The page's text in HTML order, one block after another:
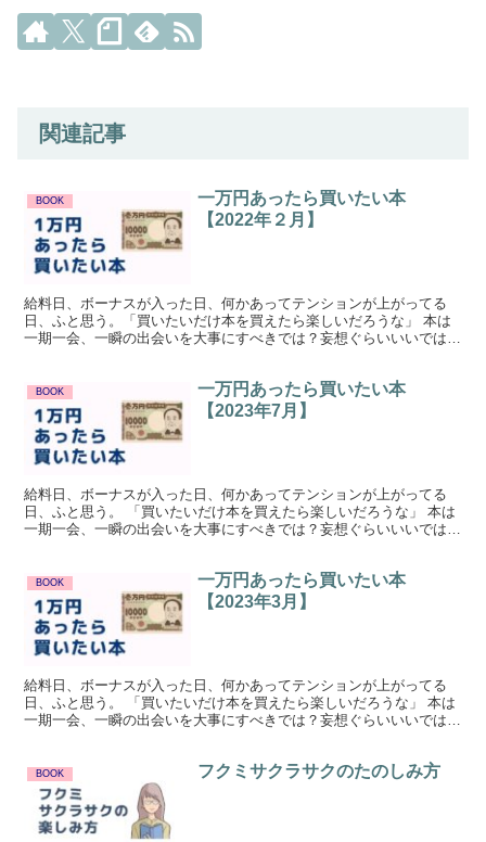
関連記事
BOOK
一万円あったら買いたい本
【2022年２月】
給料日、ボーナスが入った日、何かあってテンションが上がってる
日、ふと思う。「買いたいだけ本を買えたら楽しいだろうな」 本は
一期一会、一瞬の出会いを大事にすべきでは？妄想ぐらいいいではな
BOOK
一万円あったら買いたい本
【2023年7月】
給料日、ボーナスが入った日、何かあってテンションが上がってる
日、ふと思う。 「買いたいだけ本を買えたら楽しいだろうな」 本は
一期一会、一瞬の出会いを大事にすべきでは？妄想ぐらいいいではな
BOOK
一万円あったら買いたい本
【2023年3月】
給料日、ボーナスが入った日、何かあってテンションが上がってる
日、ふと思う。 「買いたいだけ本を買えたら楽しいだろうな」 本は
一期一会、一瞬の出会いを大事にすべきでは？妄想ぐらいいいではな
BOOK フクミサクラサクのたのしみ方